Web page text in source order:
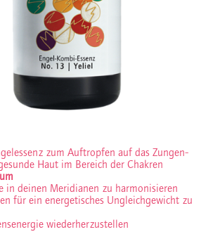
zum Auftropfen auf das Zungen-
Haut im Bereich der Chakren
in deinen Meridianen zu harmonisieren
für ein energetisches Ungleichgewicht zu
wiederherzustellen